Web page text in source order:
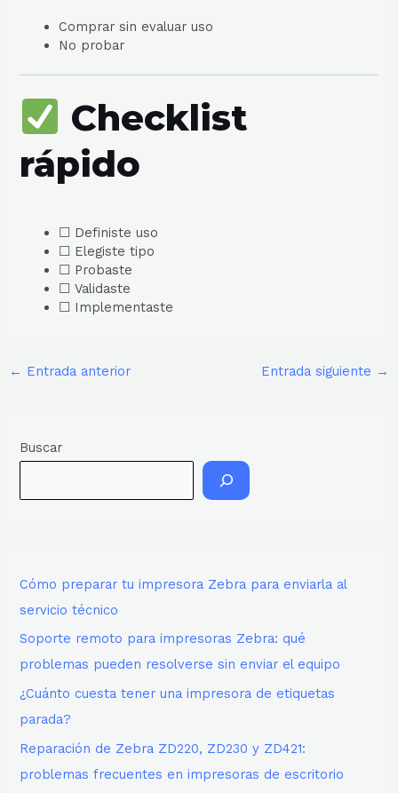
Comprar sin evaluar uso
No probar
Checklist
rápido
☐ Definiste uso
☐ Elegiste tipo
☐ Probaste
☐ Validaste
☐ Implementaste
← Entrada anterior Entrada siguiente →
Buscar
Cómo preparar tu impresora Zebra para enviarla al
servicio técnico
Soporte remoto para impresoras Zebra: qué
problemas pueden resolverse sin enviar el equipo
¿Cuánto cuesta tener una impresora de etiquetas
parada?
Reparación de Zebra ZD220, ZD230 y ZD421:
problemas frecuentes en impresoras de escritorio